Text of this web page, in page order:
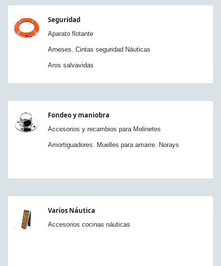
Seguridad
Aparato flotante
Arneses. Cintas seguridad Náuticas
Aros salvavidas
Fondeo y maniobra
Accesorios y recambios para Molinetes
Amortiguadores. Muelles para amarre. Norays
Varios Náutica
Accesorios cocinas náuticas